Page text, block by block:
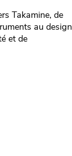
Takamine, de
au design
et de